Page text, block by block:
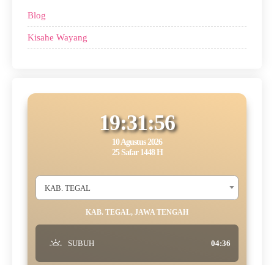
Blog
Kisahe Wayang
19:31:57
10 Agustus 2026
25 Safar 1448 H
KAB. TEGAL
KAB. TEGAL, JAWA TENGAH
SUBUH 04:36